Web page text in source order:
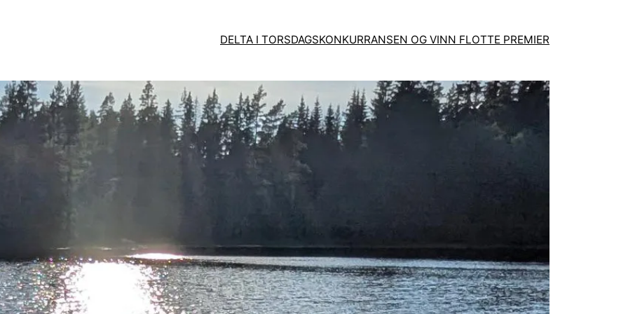
DELTA I TORSDAGSKONKURRANSEN OG VINN FLOTTE PREMIER